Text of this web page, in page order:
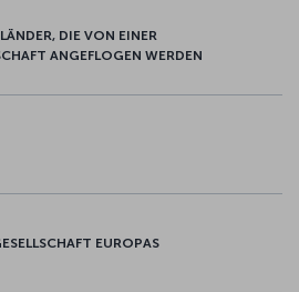
DIE VON EINER
ANGEFLOGEN WERDEN
EUROPAS